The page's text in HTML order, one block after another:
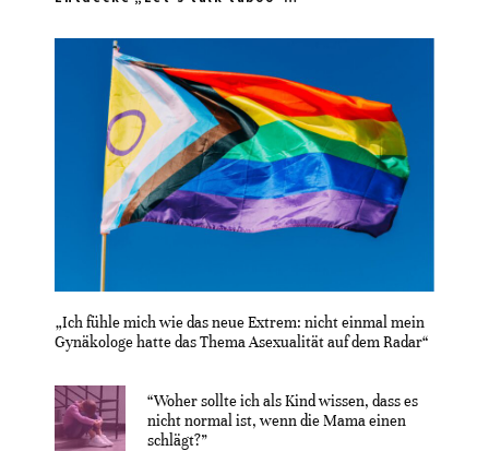
„Ich fühle mich wie das neue Extrem: nicht einmal mein
Gynäkologe hatte das Thema Asexualität auf dem Radar“
“Woher sollte ich als Kind wissen, dass es
nicht normal ist, wenn die Mama einen
schlägt?”